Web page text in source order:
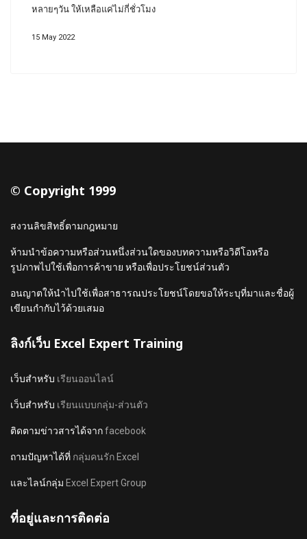
หลายๆวัน ให้เหลือแค่ไม่กี่ชั่วโมง
15 May 2022
© Copyright 1999
สงวนลิขสิทธิ์ตามกฎหมาย
ห้ามนำข้อความหรือส่วนหนึ่งส่วนใดของบทความหรือวิดีโอหรือ
รูปภาพไปใช้เพื่อการค้าขาย หรือเพื่อประโยชน์ส่วนตัว
อนญาตให้นำไปใช้เพื่อสาธารณประโยชน์โดยขอให้ระบุที่มาและชื่อผู้
เขียนกำกับไว้ด้วยเสมอ
ลิงก์เว็บ Excel Expert Training
เว็บสำหรับ เรียนออนไลน์
เว็บสำหรับ เรียนแบบกลุ่ม-ส่วนตัว
ติดตามข่าวสารได้จากfacebook
ถามปัญหาได้ที่ กลุ่มคนรัก Excel
และไลน์กลุ่ม Excel Expert Group
ที่อยู่และการติดต่อ